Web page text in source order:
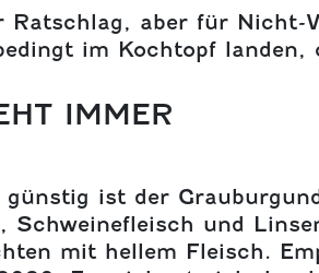
aber für Nicht-
im Kochtopf landen,
IMMER
ist der
Schweinefleisch und
mit hellem Fleisch.